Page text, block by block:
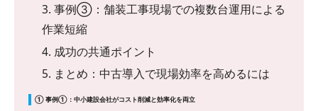
3. 事例③：舗装工事現場での複数台運用による
作業短縮
4. 成功の共通ポイント
5. まとめ：中古導入で現場効率を高めるには
① 事例①：中小建設会社がコスト削減と効率化を両立